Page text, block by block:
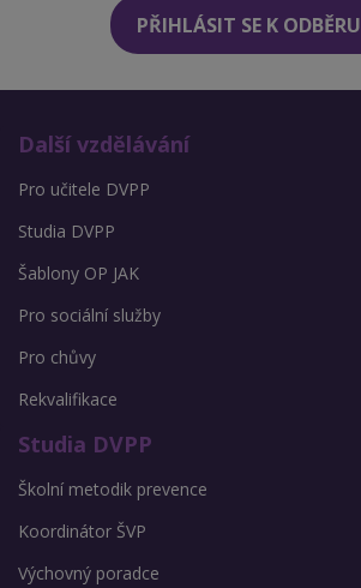
PŘIHLÁSIT SE K ODBĚRU
Další vzdělávání
Pro učitele DVPP
Studia DVPP
Šablony OP JAK
Pro sociální služby
Pro chůvy
Rekvalifikace
Studia DVPP
Školní metodik prevence
Koordinátor ŠVP
Výchovný poradce